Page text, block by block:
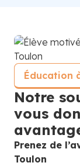
Éducation
Notre
vous
Prenez de
Toulon